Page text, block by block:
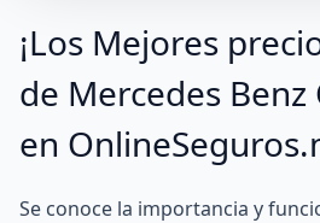
¡Los Mejores
de Mercedes Benz
en
Se conoce la importancia y